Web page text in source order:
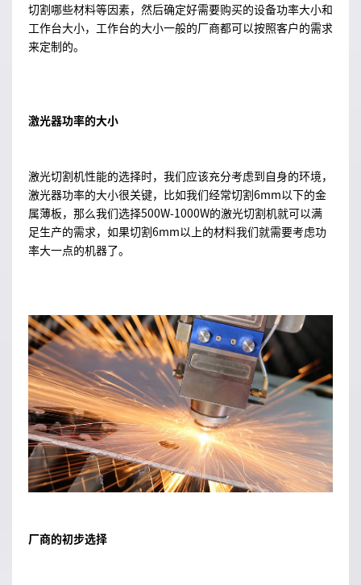
切割哪些材料等因素，然后确定好需要购买的设备功率大小和
工作台大小，工作台的大小一般的厂商都可以按照客户的需求
来定制的。
激光器功率的大小
激光切割机性能的选择时，我们应该充分考虑到自身的环境，
激光器功率的大小很关键，比如我们经常切割6mm以下的金
属薄板，那么我们选择500W-1000W的激光切割机就可以满
足生产的需求，如果切割6mm以上的材料我们就需要考虑功
率大一点的机器了。
厂商的初步选择